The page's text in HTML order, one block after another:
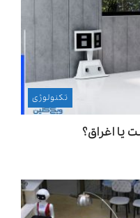
تکنولوژی
یا اغراق؟